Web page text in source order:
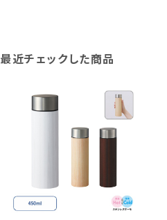
最近チェックした商品